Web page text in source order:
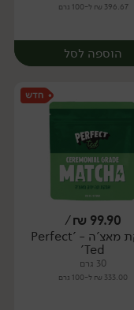
396.67 ₪ ל-100 גרם
הוספה לסל
יח׳
99.90
₪
/
אבקת מאצ'ה - 'Perfect
Ted'
30 גרם
333.00 ₪ ל-100 גרם